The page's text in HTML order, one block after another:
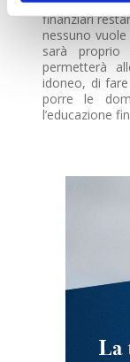
finanziari
nessuno
sarà proprio
permetterà
idoneo, di
porre le
l’educazione